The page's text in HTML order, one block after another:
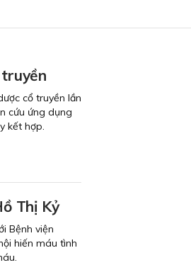
cổ truyền lần
cứu ứng dụng
kết hợp.
Thị Kỷ
Bệnh viện
hiến máu tình